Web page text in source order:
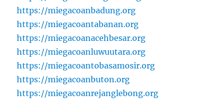
https://miegacoanbadung.org
https://miegacoantabanan.org
https://miegacoanacehbesar.org
https://miegacoanluwuutara.org
https://miegacoantobasamosir.org
https://miegacoanbuton.org
https://miegacoanrejanglebong.org